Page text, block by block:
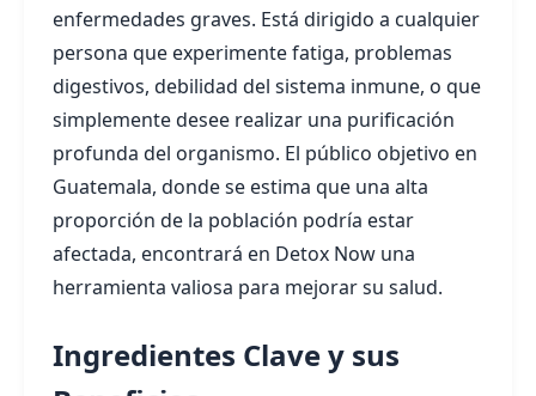
enfermedades graves. Está dirigido a cualquier
persona que experimente fatiga, problemas
digestivos, debilidad del sistema inmune, o que
simplemente desee realizar una purificación
profunda del organismo. El público objetivo en
Guatemala, donde se estima que una alta
proporción de la población podría estar
afectada, encontrará en Detox Now una
herramienta valiosa para mejorar su salud.
Ingredientes Clave y sus